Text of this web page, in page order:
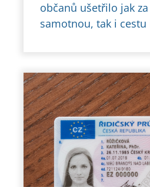
občanů ušetřilo jak
samotnou, tak i